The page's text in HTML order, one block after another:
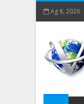
Ag 8, 2026